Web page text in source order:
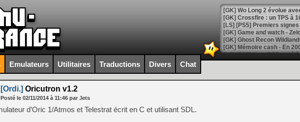
[GK] Wo Long 2 évolue
[GK] Crossfire : un TPS à
[LS] [PS5] Premiers
[Mo5] DOOM arrive en
[GK] Bethesda fête les 30
[GK] Roblox : l'action en
[GK] Agenda - GeForce
Emulateurs Utilitaires Traductions Divers Chat
[Ordi.] Oricutron v1.2
Posté le 02/11/2014 à 11:46 par Jets
d’Oric 1/Atmos et Telestrat écrit en C et utilisant SDL.